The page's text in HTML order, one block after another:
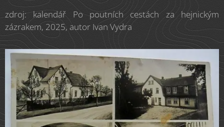
zdroj: kalendář Po poutních cestách za hejnickým
zázrakem, 2025, autor Ivan Vydra